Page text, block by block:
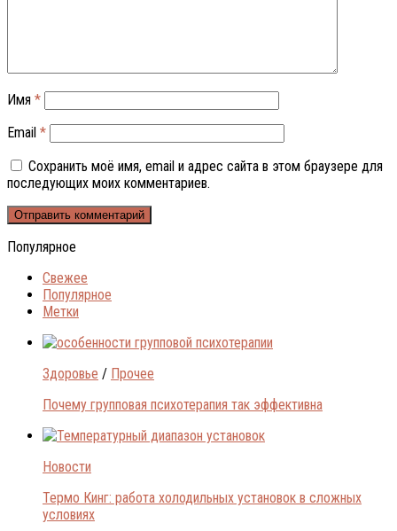
Имя *
Email *
Сохранить моё имя, email и адрес сайта в этом браузере для
последующих моих комментариев.
Популярное
Свежее
Популярное
Метки
Здоровье / Прочее
Почему групповая психотерапия так эффективна
Новости
Термо Кинг: работа холодильных установок в сложных
условиях